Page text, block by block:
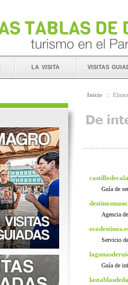
la visita visitas
Inicio ::
Guía de
Agencia
Servicio
Guía de